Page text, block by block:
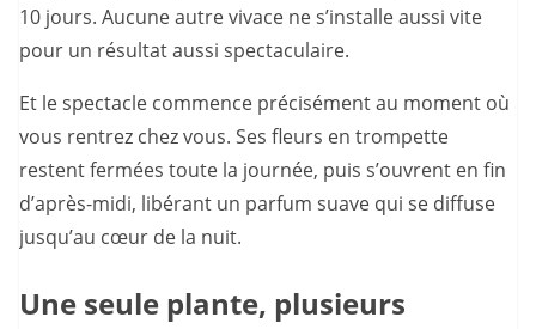
10 jours. Aucune autre vivace ne s’installe aussi vite
pour un résultat aussi spectaculaire.
Et le spectacle commence précisément au moment où
vous rentrez chez vous. Ses fleurs en trompette
restent fermées toute la journée, puis s’ouvrent en fin
d’après-midi, libérant un parfum suave qui se diffuse
jusqu’au cœur de la nuit.
Une seule plante, plusieurs